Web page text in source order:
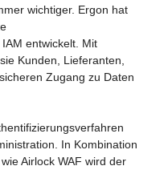
wichtiger. Ergon hat
entwickelt. Mit
Kunden, Lieferanten,
Zugang zu Daten
In Kombination
Airlock WAF wird der